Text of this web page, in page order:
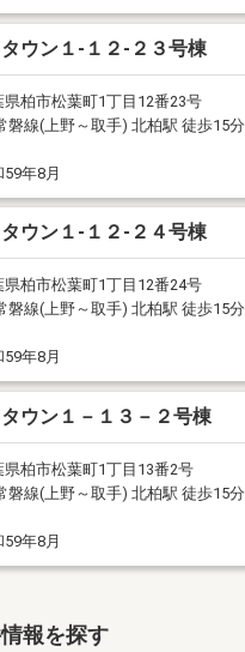
ウン１-１２-２３号棟
県柏市松葉町1丁目12番23号
磐線(上野～取手) 北柏駅 徒歩15分
59年8月
ウン１-１２-２４号棟
県柏市松葉町1丁目12番24号
磐線(上野～取手) 北柏駅 徒歩15分
59年8月
ウン１－１３－２号棟
県柏市松葉町1丁目13番2号
磐線(上野～取手) 北柏駅 徒歩15分
59年8月
報を探す